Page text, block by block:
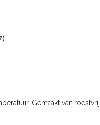
Gemaakt van